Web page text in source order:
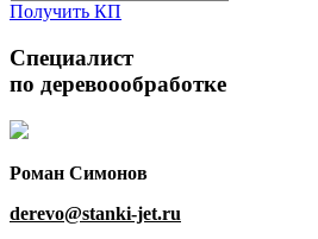
Получить КП
Специалист
по деревоообработке
Роман Симонов
derevo@stanki-jet.ru